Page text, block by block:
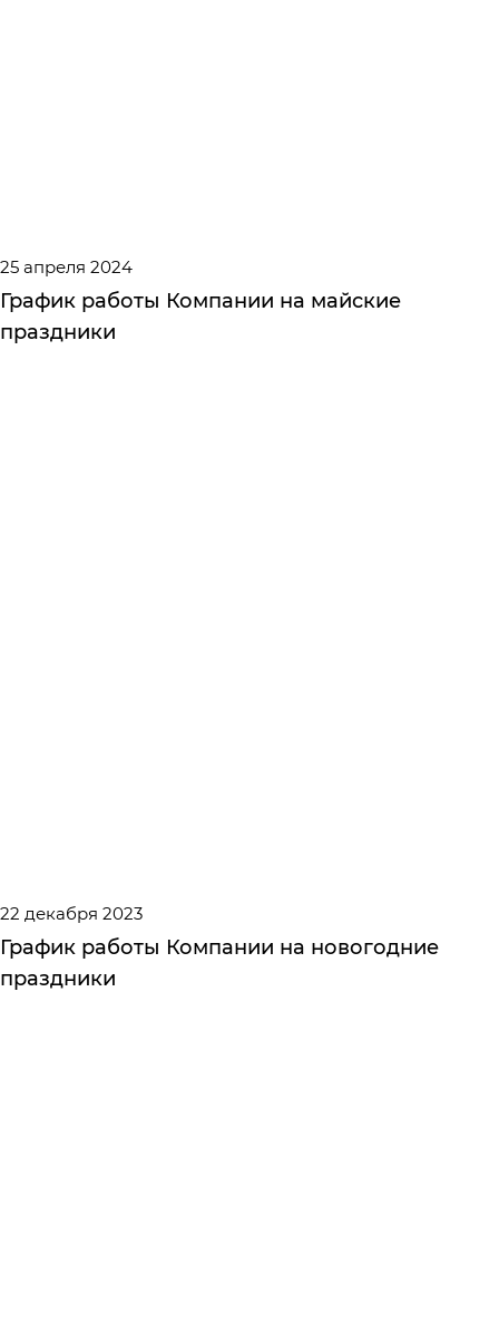
25 апреля 2024
График работы Компании на майские
праздники
22 декабря 2023
График работы Компании на новогодние
праздники